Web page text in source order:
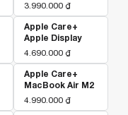
3.990.000 ₫
Apple Care+
Apple Display
4.690.000 ₫
Apple Care+
MacBook Air M2
4.990.000 ₫